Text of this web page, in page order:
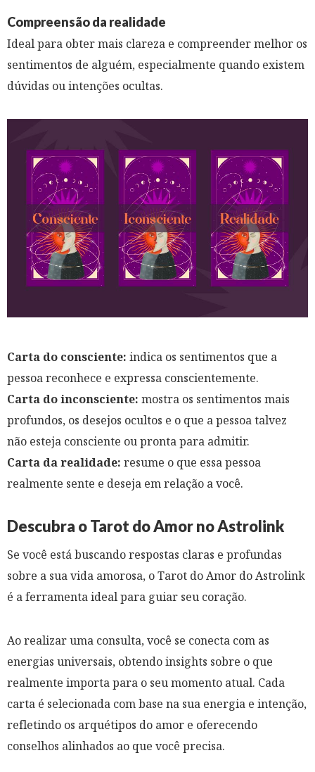
Compreensão da realidade
Ideal para obter mais clareza e compreender melhor os
sentimentos de alguém, especialmente quando existem
dúvidas ou intenções ocultas.
Carta do consciente: indica os sentimentos que a
pessoa reconhece e expressa conscientemente.
Carta do inconsciente: mostra os sentimentos mais
profundos, os desejos ocultos e o que a pessoa talvez
não esteja consciente ou pronta para admitir.
Carta da realidade: resume o que essa pessoa
realmente sente e deseja em relação a você.
Descubra o Tarot do Amor no Astrolink
Se você está buscando respostas claras e profundas
sobre a sua vida amorosa, o Tarot do Amor do Astrolink
é a ferramenta ideal para guiar seu coração.
Ao realizar uma consulta, você se conecta com as
energias universais, obtendo insights sobre o que
realmente importa para o seu momento atual. Cada
carta é selecionada com base na sua energia e intenção,
refletindo os arquétipos do amor e oferecendo
conselhos alinhados ao que você precisa.